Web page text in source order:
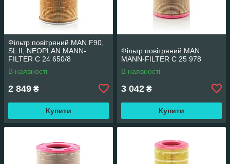
Фільтр повітряний MAN F90,
SL II; NEOPLAN MANN-
FILTER C 24 650/8
В наявності
2 849 ₴
Купити
Фільтр повітряний MAN
MANN-FILTER C 25 978
В наявності
3 042 ₴
Купити